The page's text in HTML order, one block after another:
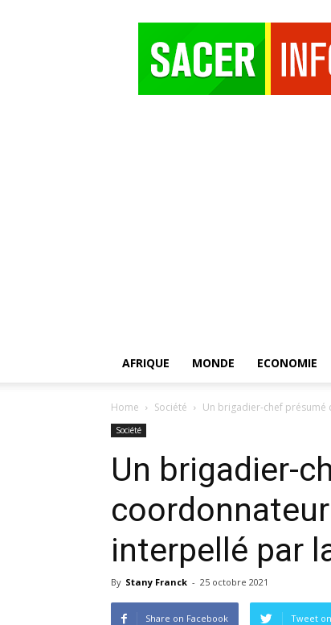
AFRIQUE MONDE ECONOMIE
Home Société Un brigadier-chef présumé
Société
Un brigadier-
coordonnateur
interpellé par
By Stany Franck - 25 octobre 2021
Share on Facebook Tweet